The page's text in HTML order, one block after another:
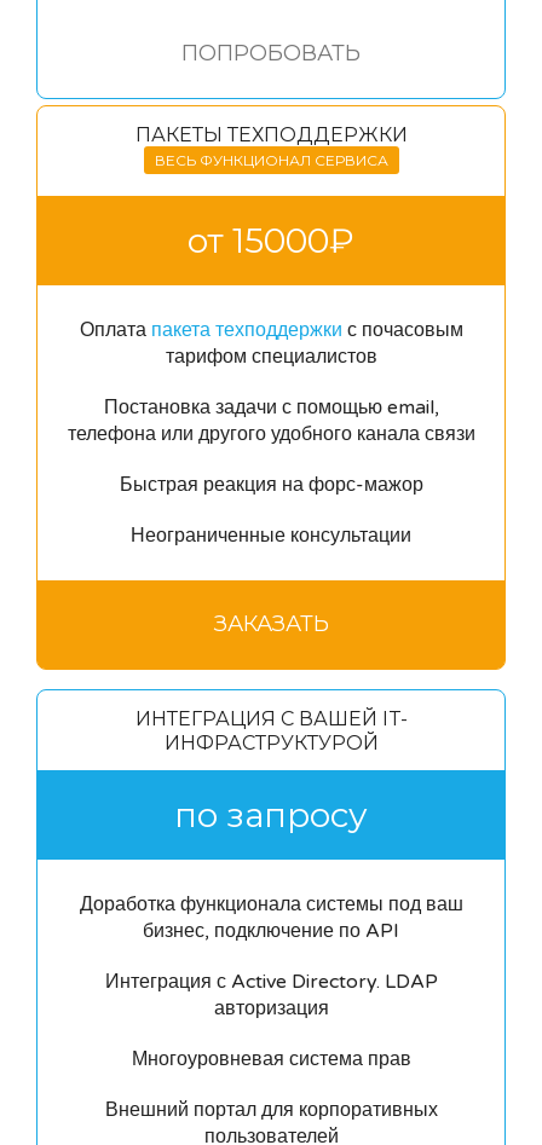
ПОПРОБОВАТЬ
ПАКЕТЫ ТЕХПОДДЕРЖКИ
ВЕСЬ ФУНКЦИОНАЛ СЕРВИСА
от 15000₽
Оплата пакета техподдержки с почасовым
тарифом специалистов
Постановка задачи с помощью email,
телефона или другого удобного канала связи
Быстрая реакция на форс-мажор
Неограниченные консультации
ЗАКАЗАТЬ
ИНТЕГРАЦИЯ С ВАШЕЙ IT-
ИНФРАСТРУКТУРОЙ
по запросу
Доработка функционала системы под ваш
бизнес, подключение по API
Интеграция с Active Directory. LDAP
авторизация
Многоуровневая система прав
Внешний портал для корпоративных
пользователей